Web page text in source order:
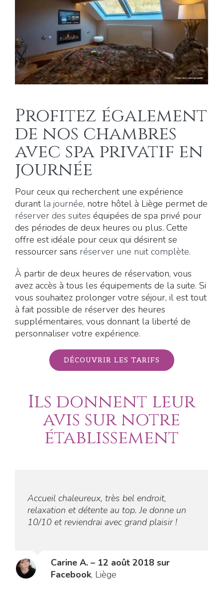
Profitez également
de nos chambres
avec spa privatif en
journée
Pour ceux qui recherchent une expérience
durant la journée, notre hôtel à Liège permet de
réserver des suites équipées de spa privé pour
des périodes de deux heures ou plus. Cette
offre est idéale pour ceux qui désirent se
ressourcer sans réserver une nuit complète.
À partir de deux heures de réservation, vous
avez accès à tous les équipements de la suite. Si
vous souhaitez prolonger votre séjour, il est tout
à fait possible de réserver des heures
supplémentaires, vous donnant la liberté de
personnaliser votre expérience.
DÉCOUVRIR LES TARIFS
Ils donnent leur
avis sur notre
établissement
Loft avec d’excellentes prestations
(hammam, sauna, jacuzzi, lit rond…). Très
belle et luxueuse décoration.
Christelle W. – 20 janvier 2019 sur
Facebook, Liège